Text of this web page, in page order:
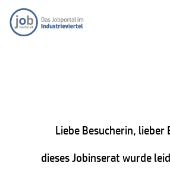
Liebe Besucherin, lieber
dieses Jobinserat wurde